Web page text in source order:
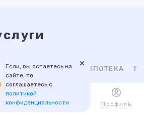
НОВОСТРОЙКИ ИПОТЕКА
НОВОСТРОЙКИ
Если, вы остаетесь на
сайте, то
соглашаетесь с
политикой
конфиденциальности
×
Избранное Профиль